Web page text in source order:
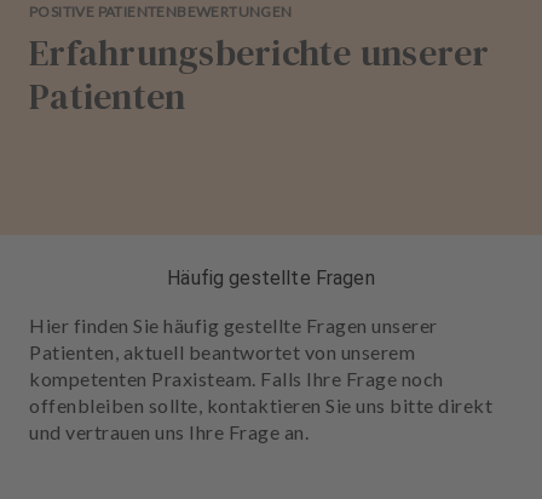
POSITIVE PATIENTENBEWERTUNGEN
Erfahrungsberichte unserer
Patienten
Häufig gestellte Fragen
Hier finden Sie häufig gestellte Fragen unserer
Patienten, aktuell beantwortet von unserem
kompetenten Praxisteam. Falls Ihre Frage noch
offenbleiben sollte, kontaktieren Sie uns bitte direkt
und vertrauen uns Ihre Frage an.